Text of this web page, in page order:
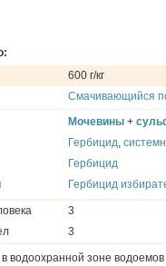
600 г/кг
Смачивающийся
Мочевины +
Гербицид,
Гербицид
Гербицид
3
3
водоохранной зоне водоемов